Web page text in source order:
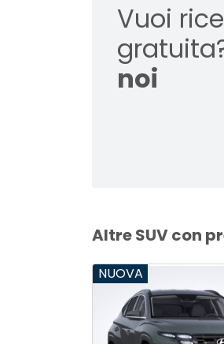
Vuoi
noi
Altre SUV con
NUOVA